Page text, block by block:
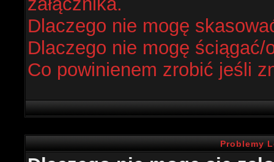
Dlaczego nie mogę
Dlaczego nie mogę ściągać/
Co powinienem zrobić jeśli
Problemy